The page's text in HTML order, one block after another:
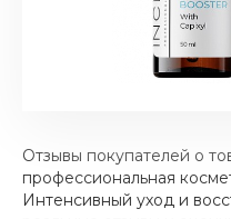
Отзывы покупателей о
профессиональная
Интенсивный уход и